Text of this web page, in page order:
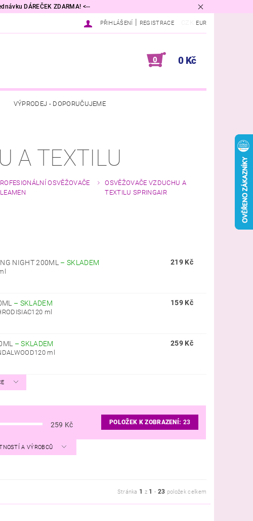
DÁREČEK ZDARMA! <--
EUR
PŘIHLÁŠENÍ REGISTRACE
0 0 Kč
VÝPRODEJ - DOPORUČUJEME
PŘÍRODNÍ KOSMETIKA
OBCHODNÍ PODMÍNKY KONTAKTY
A TEXTILU
OSVĚŽOVAČE
OSVĚŽOVAČE VZDUCHU A
TEXTILU SPRINGAIR
NIGHT 200ML – SKLADEM 219 Kč
– SKLADEM
ml
159 Kč
–SKLADEM
ml
259 Kč
259 Kč POLOŽEK K ZOBRAZENÍ: 23
A VÝROBCŮ
Stránka 1 z 1 - 23 položek celkem